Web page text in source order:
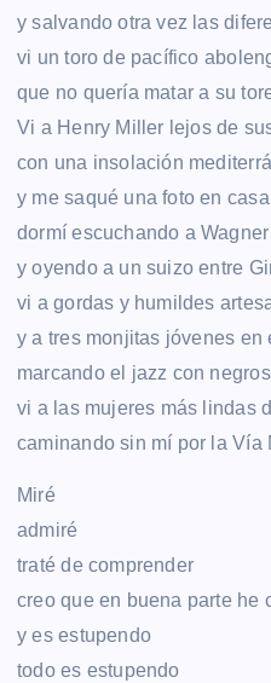
y salvando otra vez las
vi un toro de pacífico
que no quería matar a su
Vi a Henry Miller lejos de
con una insolación
y me saqué una foto en
dormí escuchando a
y oyendo a un suizo entre
vi a gordas y humildes
y a tres monjitas jóvenes en
marcando el jazz con
vi a las mujeres más lindas
caminando sin mí por la Vía
Miré
admiré
traté de comprender
creo que en buena parte he
y es estupendo
todo es estupendo